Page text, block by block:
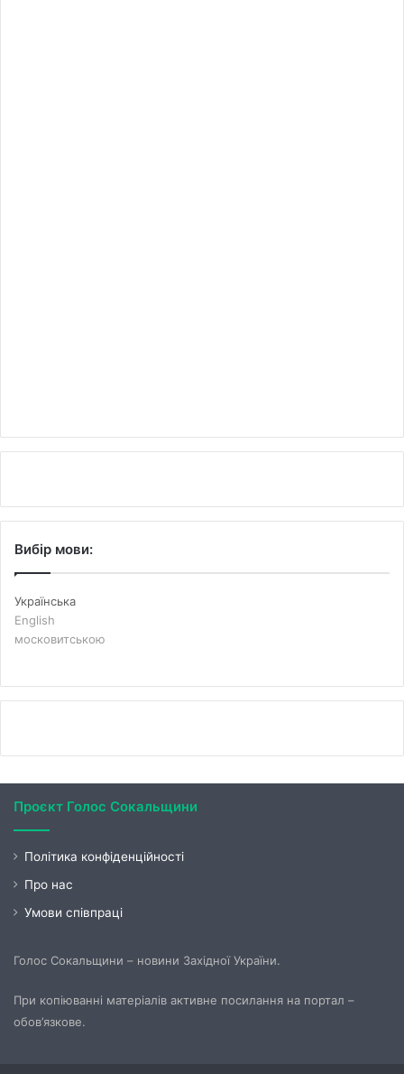
Вибір мови:
Українська
English
московитською
Проєкт Голос Сокальщини
Політика конфіденційності
Про нас
Умови співпраці
Голос Сокальщини – новини Західної України.
При копіюванні матеріалів активне посилання на портал –
обов’язкове.